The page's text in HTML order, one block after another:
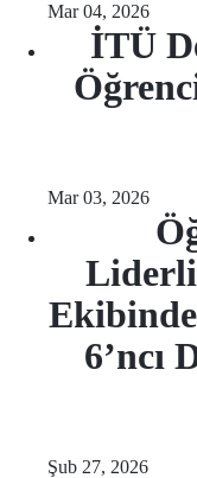
Mar 04, 2026
İTÜ
Mar 03, 2026
6’ncı
Şub 27, 2026